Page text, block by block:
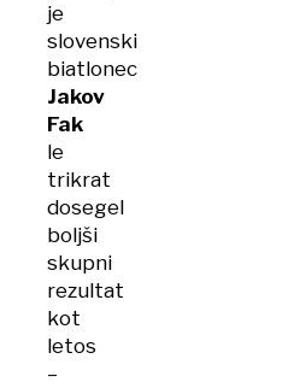
je
slovenski
biatlonec
Jakov
Fak
le
trikrat
dosegel
boljši
skupni
rezultat
kot
letos
–